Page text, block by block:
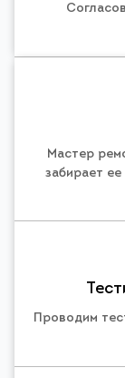
Мастер
забирает
Проводим